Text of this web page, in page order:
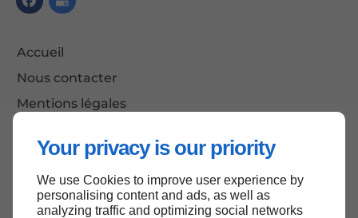
Your privacy is our priority
We use Cookies to improve user experience by
personalising content and ads, as well as
analyzing traffic and optimizing social networks
Accueil
Nous contacter
Mentions légales
Haut de page